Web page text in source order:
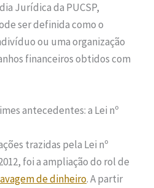
Jurídica da PUCSP,
ser definida como o
ou uma organização
financeiros obtidos com
antecedentes: a Lei nº
trazidas pela Lei nº
foi a ampliação do rol de
de dinheiro. A partir